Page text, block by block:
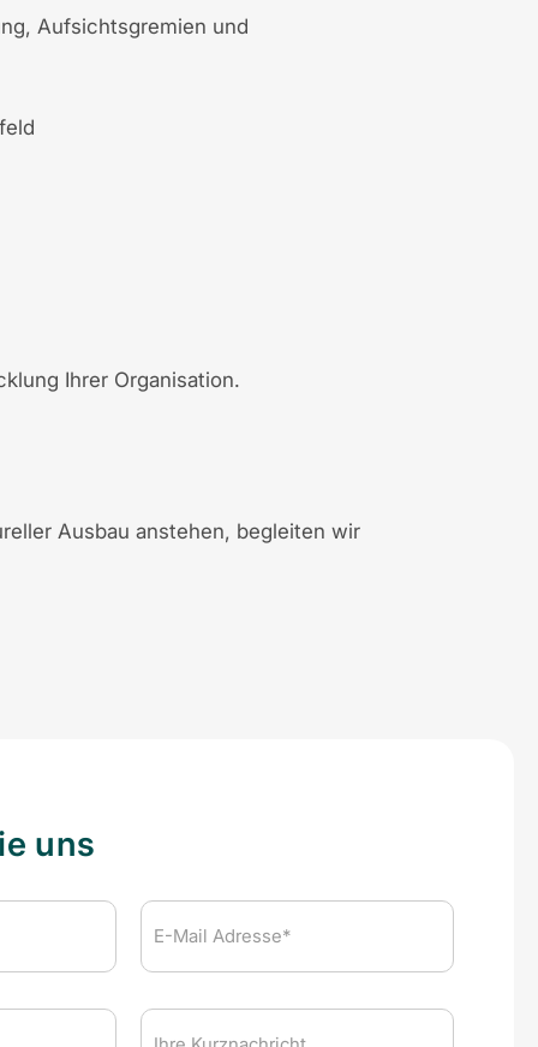
Aufsichtsgremien und
Ihrer Organisation.
Ausbau anstehen, begleiten wir
uns